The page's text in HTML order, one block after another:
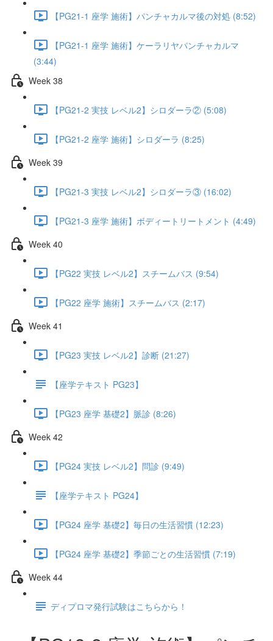
【PG21-1 座学 施術】パンチャカルマ後の対処 (8:52)
【PG21-1 座学 施術】ケーラリヤパンチャカルマ
(3:44)
Week 38
【PG21-2 実技 レベル2】シロダーラ② (5:08)
【PG21-2 座学 施術】シロダーラ (8:25)
Week 39
【PG21-3 実技 レベル2】シロダーラ③ (16:02)
【PG21-3 座学 施術】ボディートリートメント (4:49)
Week 40
【PG22 実技 レベル2】スチームバス (9:54)
【PG22 座学 施術】スチームバス (2:17)
Week 41
【PG23 実技 レベル2】診断 (21:27)
【座学テキスト PG23】
【PG23 座学 基礎2】脈診 (8:26)
Week 42
【PG24 実技 レベル2】問診 (9:49)
【座学テキスト PG24】
【PG24 座学 基礎2】毎日の生活習慣 (12:23)
【PG24 座学 基礎2】季節ごとの生活習慣 (7:19)
Week 44
ディプロマ発行試験はこちらから！